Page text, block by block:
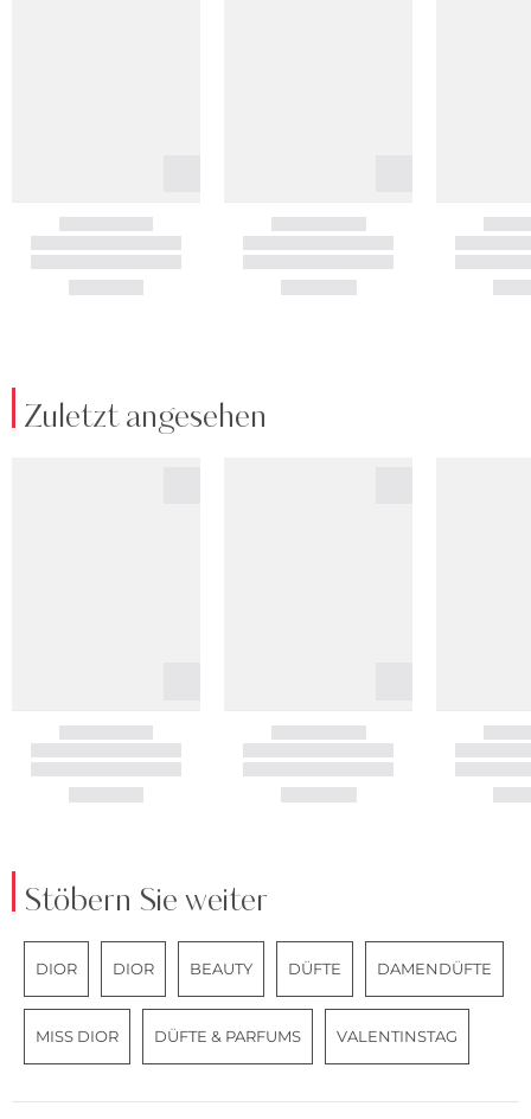
Zuletzt angesehen
Stöbern Sie weiter
DIOR DIOR BEAUTY DÜFTE DAMENDÜFTE
MISS DIOR DÜFTE & PARFUMS VALENTINSTAG